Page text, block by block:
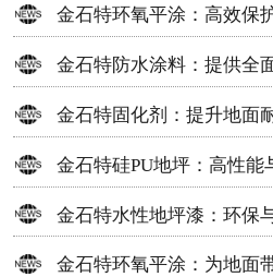
金石特环氧平涂：高效保
方案
金石特防水涂料：提供全
金石特固化剂：提升地面
金石特硅PU地坪：高性能
金石特水性地坪漆：环保
金石特环氧平涂：为地面